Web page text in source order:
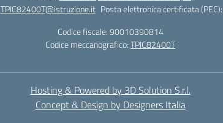
TPIC82400T@istruzione.it Posta elettronica certificata (PEC):
Codice fiscale: 90010390814
Codice meccanografico:TPIC82400T
Hosting & Powered by 3D Solution S.r.l.
Concept & Design by Designers Italia